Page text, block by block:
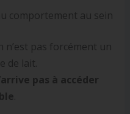
comportement au sein
n’est pas forcément un
de lait.
pas à accéder
.